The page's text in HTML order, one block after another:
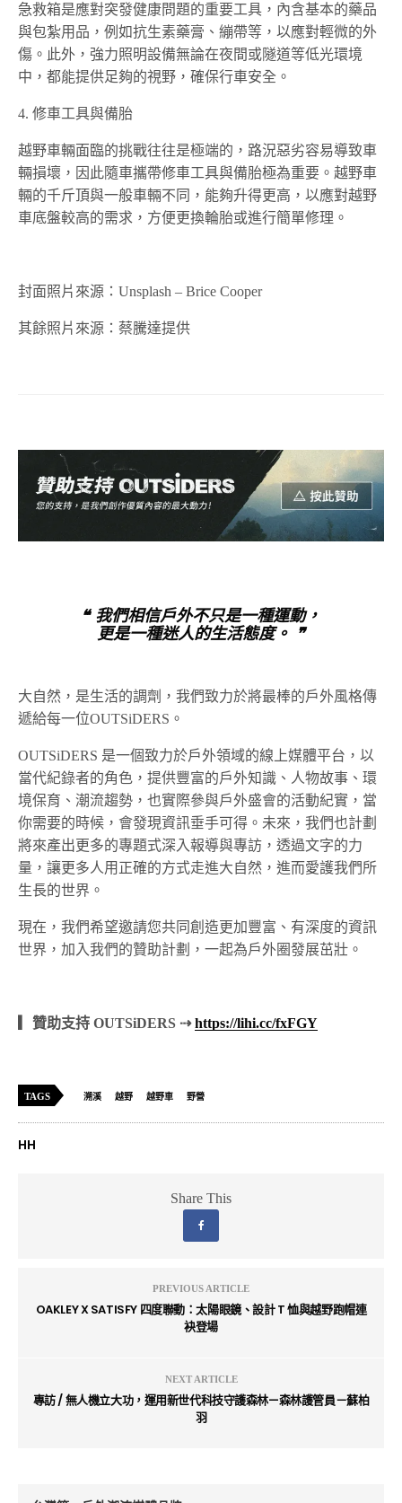
急救箱是應對突發健康問題的重要工具，內含基本的藥品
與包紮用品，例如抗生素藥膏、繃帶等，以應對輕微的外
傷。此外，強力照明設備無論在夜間或隧道等低光環境
中，都能提供足夠的視野，確保行車安全。
4. 修車工具與備胎
越野車輛面臨的挑戰往往是極端的，路況惡劣容易導致車
輛損壞，因此隨車攜帶修車工具與備胎極為重要。越野車
輛的千斤頂與一般車輛不同，能夠升得更高，以應對越野
車底盤較高的需求，方便更換輪胎或進行簡單修理。
封面照片來源：Unsplash – Brice Cooper
其餘照片來源：蔡騰達提供
❝ 我們相信戶外不只是一種運動，
更是一種迷人的生活態度。 ❞
大自然，是生活的調劑，我們致力於將最棒的戶外風格傳
遞給每一位OUTSiDERS。
OUTSiDERS 是一個致力於戶外領域的線上媒體平台，以
當代紀錄者的角色，提供豐富的戶外知識、人物故事、環
境保育、潮流趨勢，也實際參與戶外盛會的活動紀實，當
你需要的時候，會發現資訊垂手可得。未來，我們也計劃
將來產出更多的專題式深入報導與專訪，透過文字的力
量，讓更多人用正確的方式走進大自然，進而愛護我們所
生長的世界。
現在，我們希望邀請您共同創造更加豐富、有深度的資訊
世界，加入我們的贊助計劃，一起為戶外圈發展茁壯。
▎贊助支持 OUTSiDERS ⇢https://lihi.cc/fxFGY
TAGS 溯溪 越野 越野車 野營
HH
Share This
PREVIOUS ARTICLE
OAKLEY X SATISFY 四度聯動：太陽眼鏡、設計 T 恤與越野跑帽連
袂登場
NEXT ARTICLE
專訪 / 無人機立大功，運用新世代科技守護森林—森林護管員－蘇柏
羽